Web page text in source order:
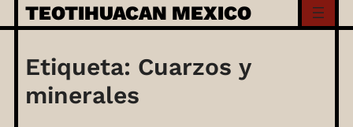
Skip
to
content
TEOTIHUACAN MEXICO
Etiqueta: Cuarzos y
minerales